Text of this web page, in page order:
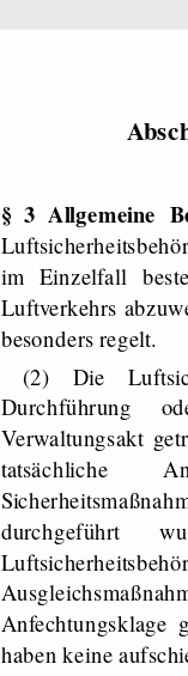
§ 3 Allgemeine
im Einzelfall
Luftverkehrs
besonders regelt.
(2) Die
Durchführung
Verwaltungsakt
tatsächliche
durchgeführt
haben keine